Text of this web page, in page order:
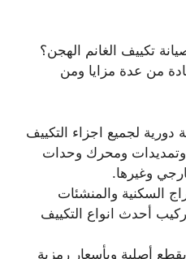
تكييف الغانم الهجن؟
من عدة مزايا ومن
دورية لجميع اجزاء التكييف
ومحرك وحدات
وغيرها.
السكنية والمنشئات
أحدث انواع التكييف
أصلية وبأسعار رمزية